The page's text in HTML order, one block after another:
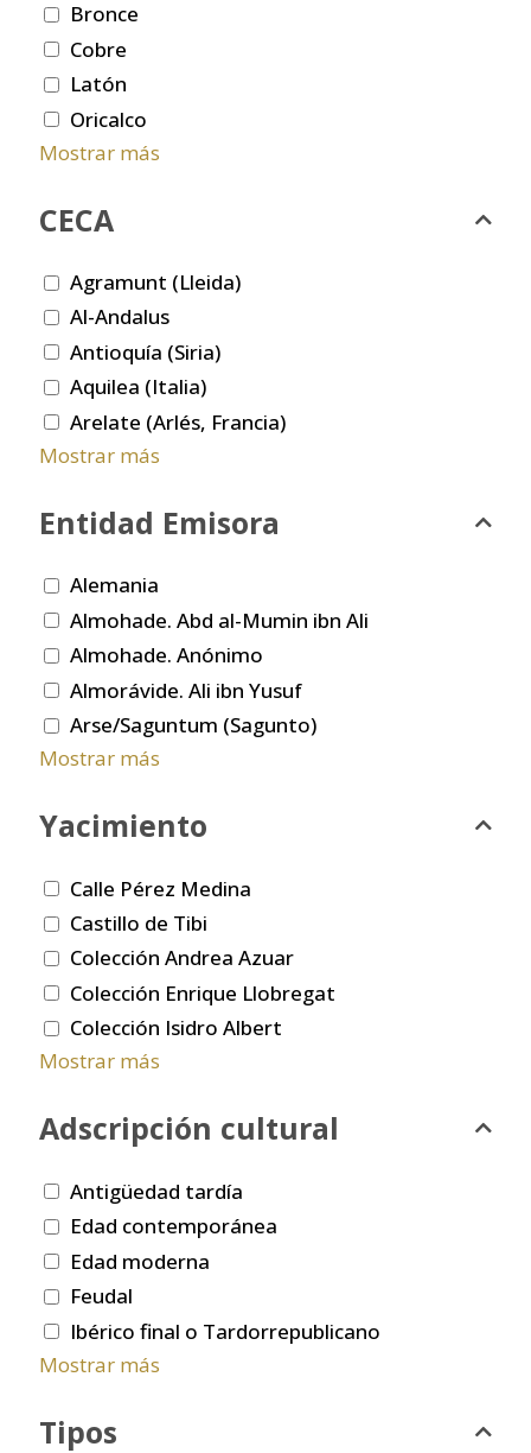
Bronce
Cobre
Latón
Oricalco
Mostrar más
CECA
Agramunt (Lleida)
Al-Andalus
Antioquía (Siria)
Aquilea (Italia)
Arelate (Arlés, Francia)
Mostrar más
Entidad Emisora
Alemania
Almohade. Abd al-Mumin ibn Ali
Almohade. Anónimo
Almorávide. Ali ibn Yusuf
Arse/Saguntum (Sagunto)
Mostrar más
Yacimiento
Calle Pérez Medina
Castillo de Tibi
Colección Andrea Azuar
Colección Enrique Llobregat
Colección Isidro Albert
Mostrar más
Adscripción cultural
Antigüedad tardía
Edad contemporánea
Edad moderna
Feudal
Ibérico final o Tardorrepublicano
Mostrar más
Tipos